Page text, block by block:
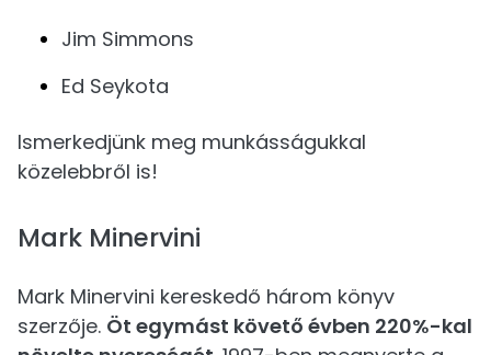
Jim Simmons
Ed Seykota
Ismerkedjünk meg munkásságukkal
közelebbről is!
Mark Minervini
Mark Minervini kereskedő három könyv
szerzője. Öt egymást követő évben 220%-kal